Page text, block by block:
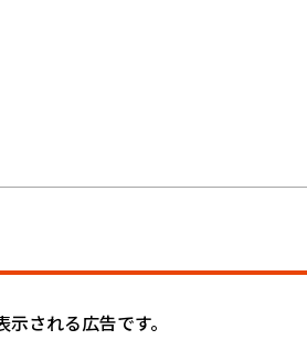
される広告です。